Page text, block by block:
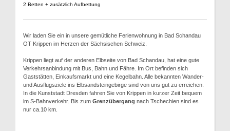
2 Betten + zusätzlich Aufbettung
Wir laden Sie ein in unsere gemütliche Ferienwohnung in Bad Schandau
OT Krippen im Herzen der Sächsischen Schweiz.
Krippen liegt auf der anderen Elbseite von Bad Schandau, hat eine gute
Verkehrsanbindung mit Bus, Bahn und Fähre. Im Ort befinden sich
Gaststätten, Einkaufsmarkt und eine Kegelbahn. Alle bekannten Wander-
und Ausflugsziele ins Elbsandsteingebirge sind von uns gut zu erreichen.
In die Kunststadt Dresden fahren Sie von Krippen in kurzer Zeit bequem
im S-Bahnverkehr. Bis zum Grenzübergang nach Tschechien sind es
nur ca.10 km.